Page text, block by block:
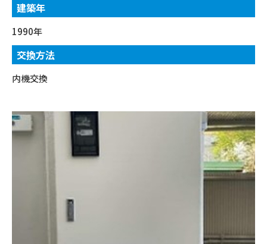
建築年
1990年
交換方法
内機交換